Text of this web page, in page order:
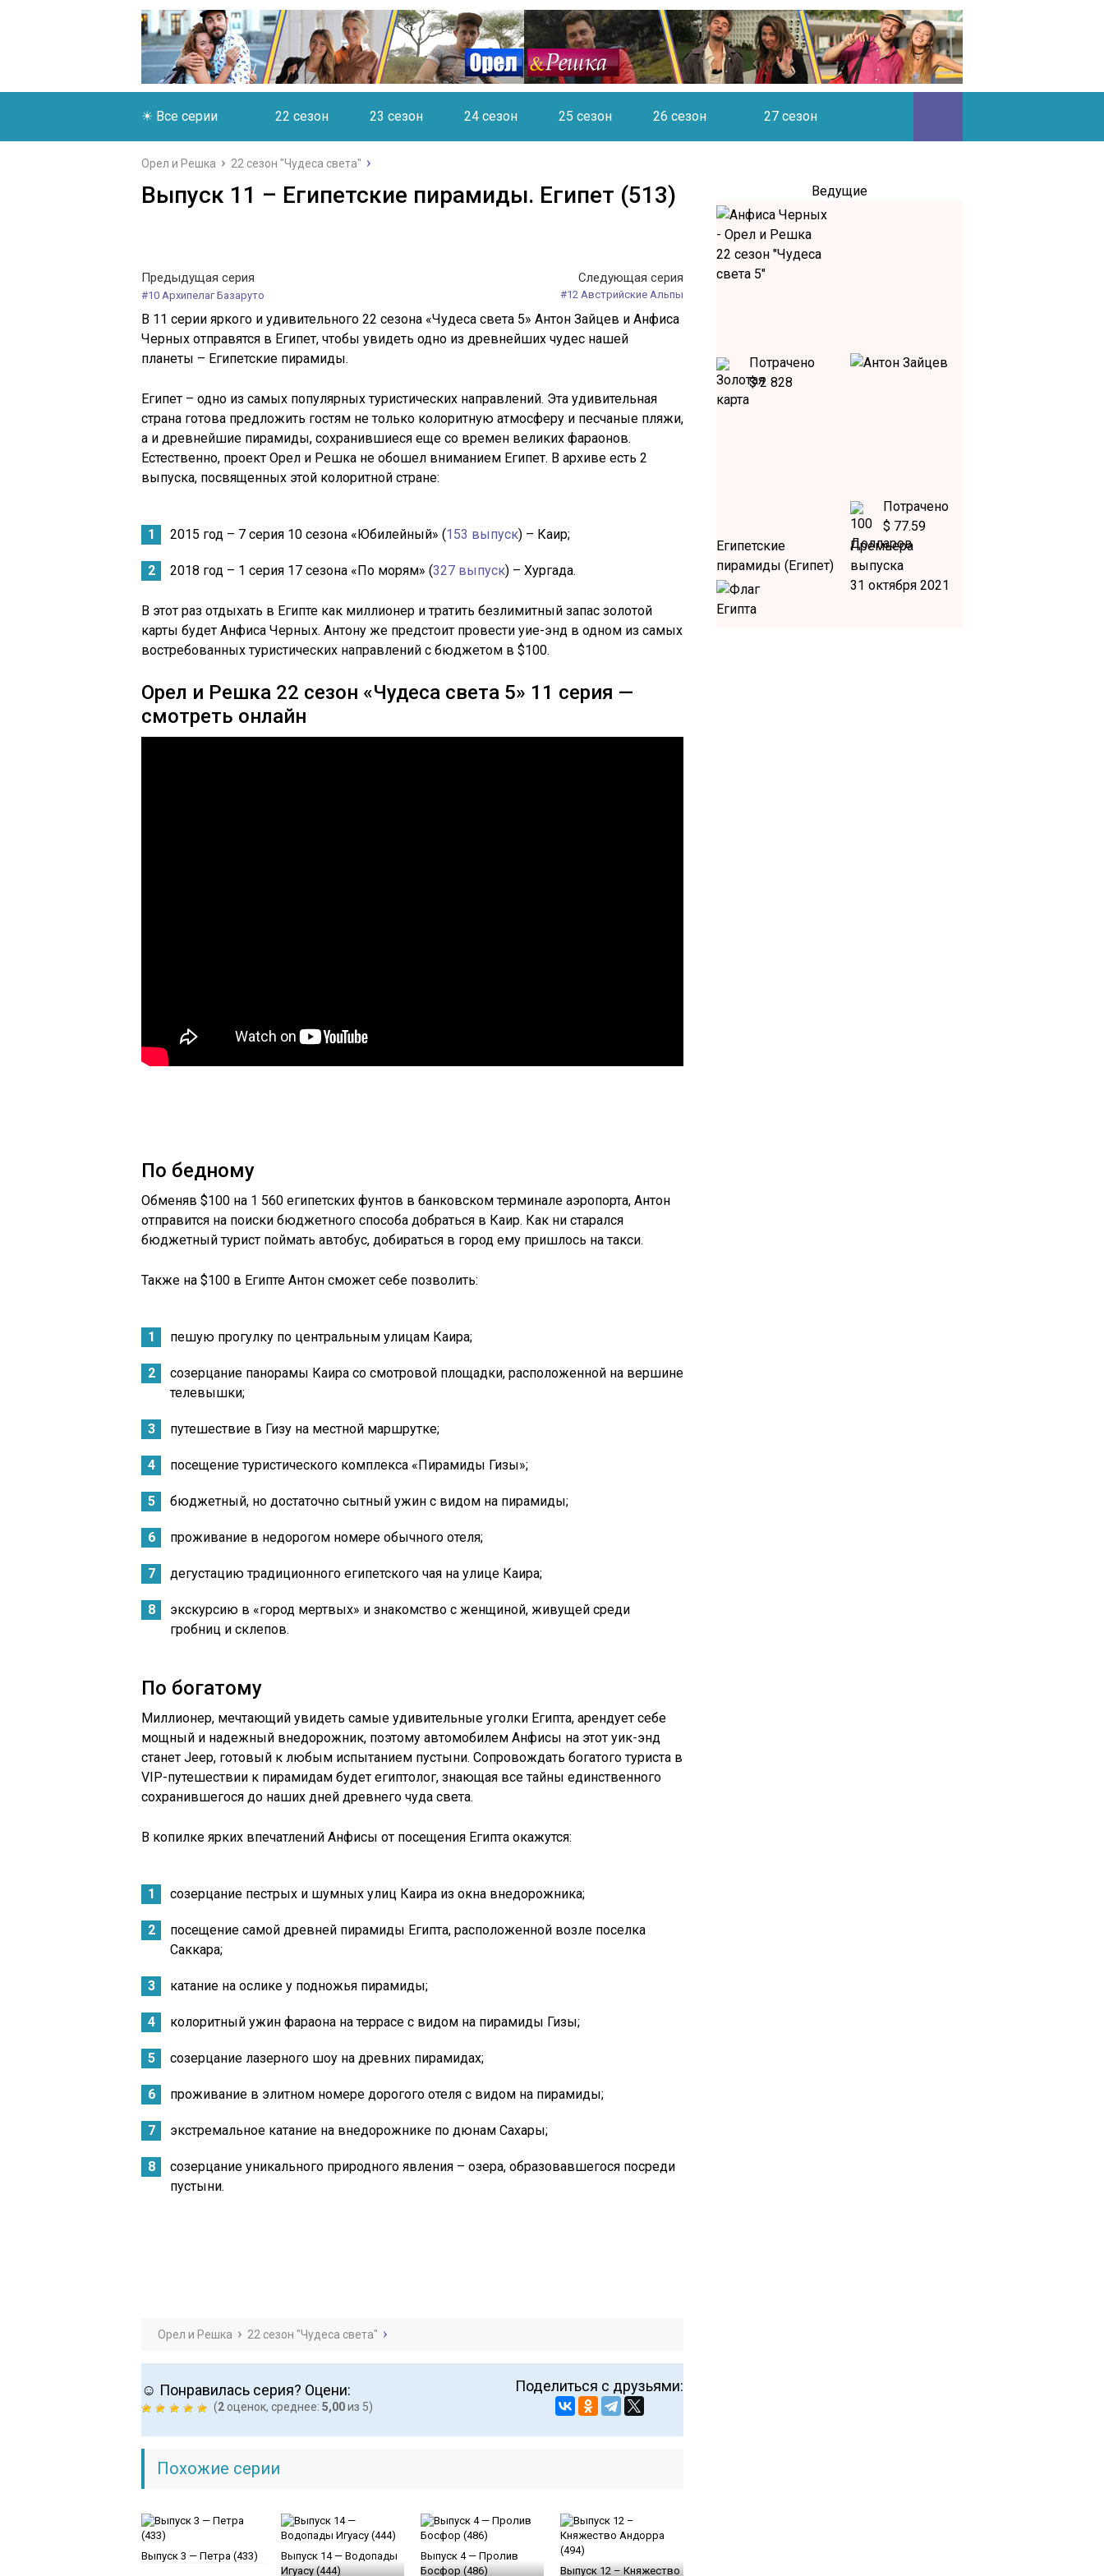
☀ Все серии 22 сезон 23 сезон 24 сезон 25 сезон 26 сезон 27 сезон
Орел и Решка 22 сезон "Чудеса света"
Выпуск 11 – Египетские пирамиды. Египет (513)
Предыдущая серия
#10 Архипелаг Базаруто
Следующая серия
#12 Австрийские Альпы
В 11 серии яркого и удивительного 22 сезона «Чудеса света 5» Антон Зайцев и Анфиса
Черных отправятся в Египет, чтобы увидеть одно из древнейших чудес нашей
планеты – Египетские пирамиды.
Египет – одно из самых популярных туристических направлений. Эта удивительная
страна готова предложить гостям не только колоритную атмосферу и песчаные пляжи,
а и древнейшие пирамиды, сохранившиеся еще со времен великих фараонов.
Естественно, проект Орел и Решка не обошел вниманием Египет. В архиве есть 2
выпуска, посвященных этой колоритной стране:
2015 год – 7 серия 10 сезона «Юбилейный» (153 выпуск) – Каир;
2018 год – 1 серия 17 сезона «По морям» (327 выпуск) – Хургада.
В этот раз отдыхать в Египте как миллионер и тратить безлимитный запас золотой
карты будет Анфиса Черных. Антону же предстоит провести уие-энд в одном из самых
востребованных туристических направлений с бюджетом в $100.
Орел и Решка 22 сезон «Чудеса света 5» 11 серия —
смотреть онлайн
По бедному
Обменяв $100 на 1 560 египетских фунтов в банковском терминале аэропорта, Антон
отправится на поиски бюджетного способа добраться в Каир. Как ни старался
бюджетный турист поймать автобус, добираться в город ему пришлось на такси.
Также на $100 в Египте Антон сможет себе позволить:
пешую прогулку по центральным улицам Каира;
созерцание панорамы Каира со смотровой площадки, расположенной на вершине
телевышки;
путешествие в Гизу на местной маршрутке;
посещение туристического комплекса «Пирамиды Гизы»;
бюджетный, но достаточно сытный ужин с видом на пирамиды;
проживание в недорогом номере обычного отеля;
дегустацию традиционного египетского чая на улице Каира;
экскурсию в «город мертвых» и знакомство с женщиной, живущей среди
гробниц и склепов.
По богатому
Миллионер, мечтающий увидеть самые удивительные уголки Египта, арендует себе
мощный и надежный внедорожник, поэтому автомобилем Анфисы на этот уик-энд
станет Jeep, готовый к любым испытанием пустыни. Сопровождать богатого туриста в
VIP-путешествии к пирамидам будет египтолог, знающая все тайны единственного
сохранившегося до наших дней древнего чуда света.
В копилке ярких впечатлений Анфисы от посещения Египта окажутся:
созерцание пестрых и шумных улиц Каира из окна внедорожника;
посещение самой древней пирамиды Египта, расположенной возле поселка
Саккара;
катание на ослике у подножья пирамиды;
колоритный ужин фараона на террасе с видом на пирамиды Гизы;
созерцание лазерного шоу на древних пирамидах;
проживание в элитном номере дорогого отеля с видом на пирамиды;
экстремальное катание на внедорожнике по дюнам Сахары;
созерцание уникального природного явления – озера, образовавшегося посреди
пустыни.
Орел и Решка 22 сезон "Чудеса света"
☺ Понравилась серия? Оцени:
(2 оценок, среднее: 5,00из 5)
Поделиться с друзьями:
Похожие серии
Выпуск 3 — Петра (433)
Выпуск 14 — Водопады
Игуасу (444)
Выпуск 4 — Пролив
Босфор (486)
Выпуск 12 – Княжество
Ведущие
Потрачено
$ 2 828
Потрачено
$ 77.59
Египетские
пирамиды (Египет)
Премьера
выпуска
31 октября 2021